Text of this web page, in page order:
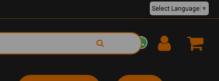
EUR €
Select Language ▼